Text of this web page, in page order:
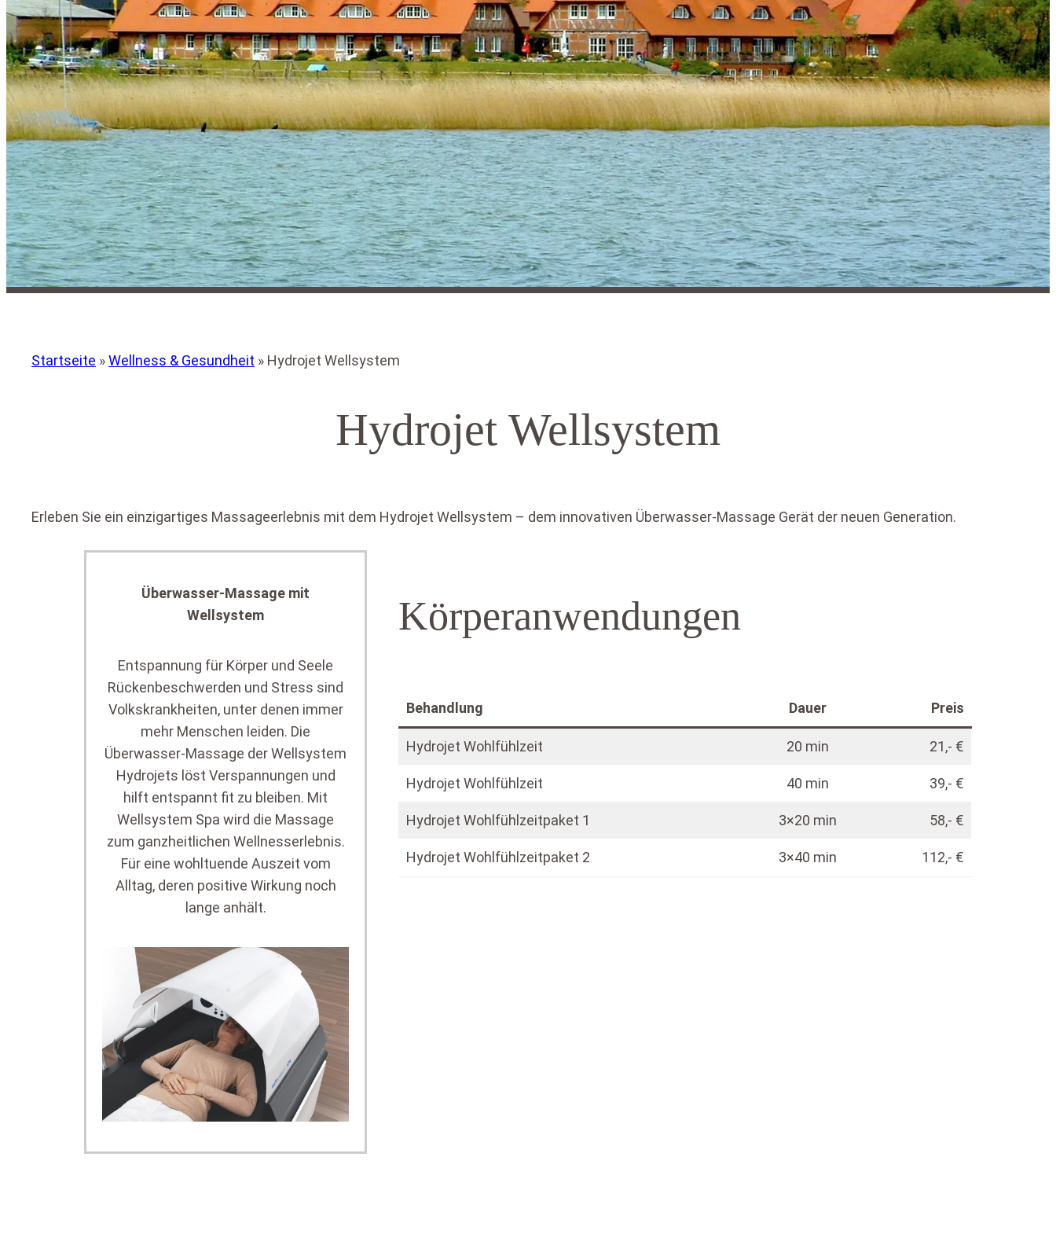
Startseite »Wellness & Gesundheit » Hydrojet Wellsystem
Hydrojet Wellsystem
Erleben Sie ein einzigartiges Massageerlebnis mit dem Hydrojet Wellsystem – dem innovativen Überwasser-Massage Gerät der neuen Generation.
Überwasser-Massage mit
Wellsystem
Entspannung für Körper und Seele
Rückenbeschwerden und Stress sind
Volkskrankheiten, unter denen immer
mehr Menschen leiden. Die
Überwasser-Massage der Wellsystem
Hydrojets löst Verspannungen und
hilft entspannt fit zu bleiben. Mit
Wellsystem Spa wird die Massage
zum ganzheitlichen Wellnesserlebnis.
Für eine wohltuende Auszeit vom
Alltag, deren positive Wirkung noch
lange anhält.
Körperanwendungen
Behandlung Dauer Preis
Hydrojet Wohlfühlzeit 20 min 21,- €
Hydrojet Wohlfühlzeit 40 min 39,- €
Hydrojet Wohlfühlzeitpaket 1 3×20 min 58,- €
Hydrojet Wohlfühlzeitpaket 2 3×40 min 112,- €